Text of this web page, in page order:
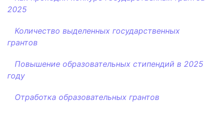
2025
Количество выделенных государственных
грантов
Повышение образовательных стипендий в 2025
году
Отработка образовательных грантов